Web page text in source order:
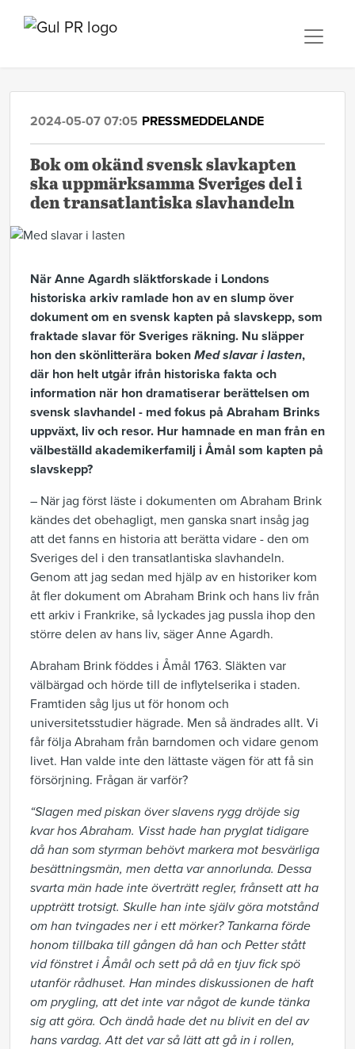
2024-05-07 07:05 PRESSMEDDELANDE
Bok om okänd svensk slavkapten
ska uppmärksamma Sveriges del i
den transatlantiska slavhandeln
När Anne Agardh släktforskade i Londons
historiska arkiv ramlade hon av en slump över
dokument om en svensk kapten på slavskepp, som
fraktade slavar för Sveriges räkning. Nu släpper
hon den skönlitterära boken Med slavar i lasten,
där hon helt utgår ifrån historiska fakta och
information när hon dramatiserar berättelsen om
svensk slavhandel - med fokus på Abraham Brinks
uppväxt, liv och resor. Hur hamnade en man från en
välbeställd akademikerfamilj i Åmål som kapten på
slavskepp?
– När jag först läste i dokumenten om Abraham Brink
kändes det obehagligt, men ganska snart insåg jag
att det fanns en historia att berätta vidare - den om
Sveriges del i den transatlantiska slavhandeln.
Genom att jag sedan med hjälp av en historiker kom
åt fler dokument om Abraham Brink och hans liv från
ett arkiv i Frankrike, så lyckades jag pussla ihop den
större delen av hans liv, säger Anne Agardh.
Abraham Brink föddes i Åmål 1763. Släkten var
välbärgad och hörde till de inflytelserika i staden.
Framtiden såg ljus ut för honom och
universitetsstudier hägrade. Men så ändrades allt. Vi
får följa Abraham från barndomen och vidare genom
livet. Han valde inte den lättaste vägen för att få sin
försörjning. Frågan är varför?
“Slagen med piskan över slavens rygg dröjde sig
kvar hos Abraham. Visst hade han pryglat tidigare
då han som styrman behövt markera mot besvärliga
besättningsmän, men detta var annorlunda. Dessa
svarta män hade inte överträtt regler, frånsett att ha
uppträtt trotsigt. Skulle han inte själv göra motstånd
om han tvingades ner i ett mörker? Tankarna förde
honom tillbaka till gången då han och Petter stått
vid fönstret i Åmål och sett på då en tjuv fick spö
utanför rådhuset. Han mindes diskussionen de haft
om prygling, att det inte var något de kunde tänka
sig att göra. Och ändå hade det nu blivit en del av
hans vardag. Att det var så lätt att gå in i rollen,